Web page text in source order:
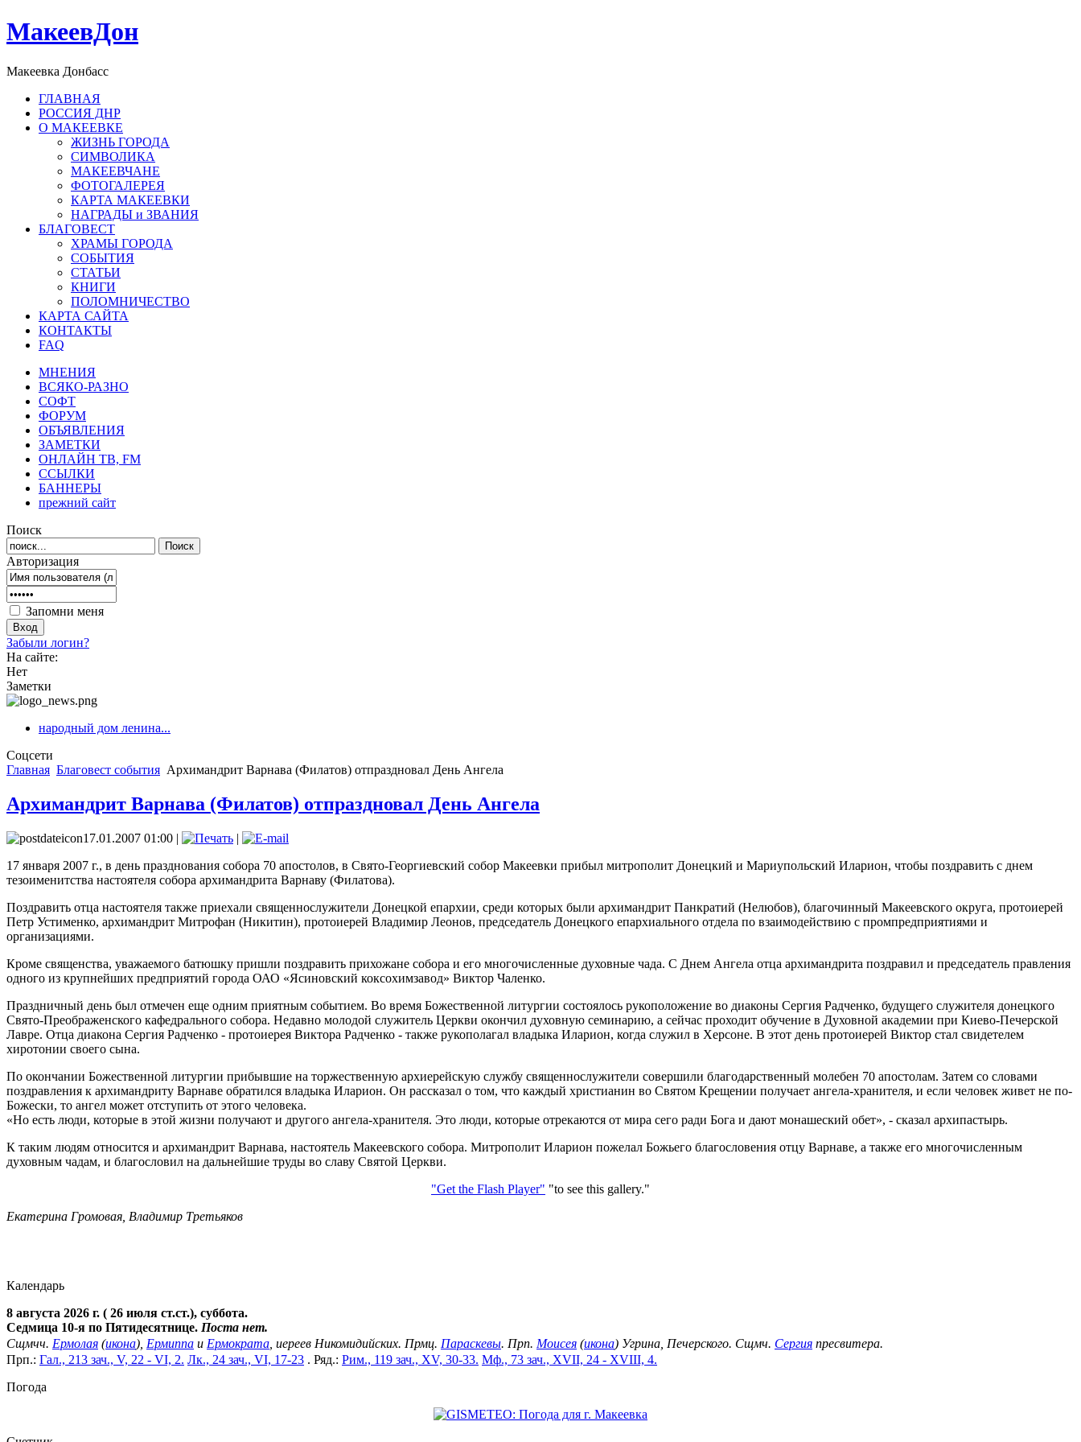
МакеевДон
Макеевка Донбасс
ГЛАВНАЯ
РОССИЯ ДНР
О МАКЕЕВКЕ
ЖИЗНЬ ГОРОДА
СИМВОЛИКА
МАКЕЕВЧАНЕ
ФОТОГАЛЕРЕЯ
КАРТА МАКЕЕВКИ
НАГРАДЫ и ЗВАНИЯ
БЛАГОВЕСТ
ХРАМЫ ГОРОДА
СОБЫТИЯ
СТАТЬИ
КНИГИ
ПОЛОМНИЧЕСТВО
КАРТА САЙТА
КОНТАКТЫ
FAQ
МНЕНИЯ
ВСЯКО-РАЗНО
СОФТ
ФОРУМ
ОБЪЯВЛЕНИЯ
ЗАМЕТКИ
ОНЛАЙН ТВ, FM
ССЫЛКИ
БАННЕРЫ
прежний сайт
Поиск
Авторизация
Запомни меня
Забыли логин?
На сайте:
Нет
Заметки
народный дом ленина...
Соцсети
Главная Благовест события Архимандрит Варнава (Филатов) отпраздновал День Ангела
Архимандрит Варнава (Филатов) отпраздновал День Ангела
17.01.2007 01:00 |
|
17 января 2007 г., в день празднования собора 70 апостолов, в Свято-Георгиевский собор Макеевки прибыл митрополит Донецкий и Мариупольский Иларион, чтобы поздравить с днем
тезоименитства настоятеля собора архимандрита Варнаву (Филатова).
Поздравить отца настоятеля также приехали священнослужители Донецкой епархии, среди которых были архимандрит Панкратий (Нелюбов), благочинный Макеевского округа, протоиерей
Петр Устименко, архимандрит Митрофан (Никитин), протоиерей Владимир Леонов, председатель Донецкого епархиального отдела по взаимодействию с промпредприятиями и
организациями.
Кроме священства, уважаемого батюшку пришли поздравить прихожане собора и его многочисленные духовные чада. С Днем Ангела отца архимандрита поздравил и председатель правления
одного из крупнейших предприятий города ОАО «Ясиновский коксохимзавод» Виктор Чаленко.
Праздничный день был отмечен еще одним приятным событием. Во время Божественной литургии состоялось рукоположение во диаконы Сергия Радченко, будущего служителя донецкого
Свято-Преображенского кафедрального собора. Недавно молодой служитель Церкви окончил духовную семинарию, а сейчас проходит обучение в Духовной академии при Киево-Печерской
Лавре. Отца диакона Сергия Радченко - протоиерея Виктора Радченко - также рукополагал владыка Иларион, когда служил в Херсоне. В этот день протоиерей Виктор стал свидетелем
хиротонии своего сына.
По окончании Божественной литургии прибывшие на торжественную архиерейскую службу священнослужители совершили благодарственный молебен 70 апостолам. Затем со словами
поздравления к архимандриту Варнаве обратился владыка Иларион. Он рассказал о том, что каждый христианин во Святом Крещении получает ангела-хранителя, и если человек живет не по-
Божески, то ангел может отступить от этого человека.
«Но есть люди, которые в этой жизни получают и другого ангела-хранителя. Это люди, которые отрекаются от мира сего ради Бога и дают монашеский обет», - сказал архипастырь.
К таким людям относится и архимандрит Варнава, настоятель Макеевского собора. Митрополит Иларион пожелал Божьего благословения отцу Варнаве, а также его многочисленным
духовным чадам, и благословил на дальнейшие труды во славу Святой Церкви.
"Get the Flash Player" "to see this gallery."
Екатерина Громовая, Владимир Третьяков
Календарь
8 августа 2026 г. ( 26 июля ст.ст.), суббота.
Седмица 10-я по Пятидесятнице. Поста нет.
Сщмчч. Ермолая (икона), Ермиппа и Ермократа , иереев Никомидийских. Прмц. Параскевы. Прп. Моисея (икона) Угрина, Печерского. Сщмч. Сергия пресвитера.
Прп.: Гал., 213 зач., V, 22 - VI, 2. Лк., 24 зач., VI, 17-23 . Ряд.: Рим., 119 зач., XV, 30-33. Мф., 73 зач., XVII, 24 - XVIII, 4.
Погода